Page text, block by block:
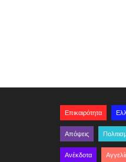
Επικαιρότητα
Απόψεις
Ανέκδοτα